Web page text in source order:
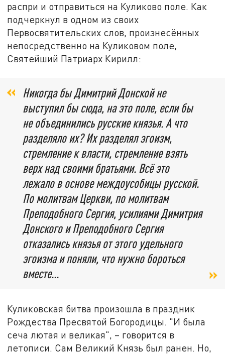
распри и отправиться на Куликово поле. Как
подчеркнул в одном из своих
Первосвятительских слов, произнесённых
непосредственно на Куликовом поле,
Святейший Патриарх Кирилл:
Никогда бы Димитрий Донской не
выступил бы сюда, на это поле, если бы
не объединились русские князья. А что
разделяло их? Их разделял эгоизм,
стремление к власти, стремление взять
верх над своими братьями. Всё это
лежало в основе междоусобицы русской.
По молитвам Церкви, по молитвам
Преподобного Сергия, усилиями Димитрия
Донского и Преподобного Сергия
отказались князья от этого удельного
эгоизма и поняли, что нужно бороться
вместе...
Куликовская битва произошла в праздник
Рождества Пресвятой Богородицы. "И была
сеча лютая и великая", – говорится в
летописи. Сам Великий Князь был ранен. Но,